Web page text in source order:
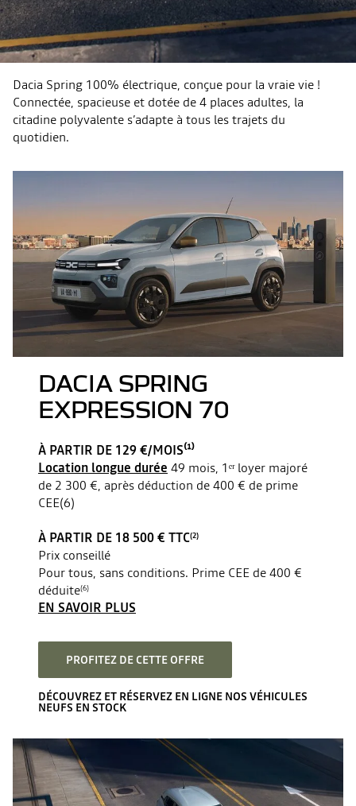
Dacia Spring 100% électrique, conçue pour la vraie vie !
Connectée, spacieuse et dotée de 4 places adultes, la
citadine polyvalente s’adapte à tous les trajets du
quotidien.
DACIA SPRING
EXPRESSION 70
À PARTIR DE 129 €/MOIS⁽¹⁾
Location longue durée 49 mois, 1ᵉʳ loyer majoré
de 2 300 €, après déduction de 400 € de prime
CEE(6)
À PARTIR DE 18 500 € TTC(2)
Prix conseillé
Pour tous, sans conditions. Prime CEE de 400 €
déduite(6)
EN SAVOIR PLUS
PROFITEZ DE CETTE OFFRE
DÉCOUVREZ ET RÉSERVEZ EN LIGNE NOS VÉHICULES
NEUFS EN STOCK